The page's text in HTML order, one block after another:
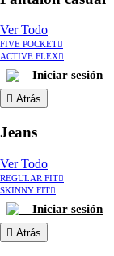
Ver Todo
FIVE POCKET
ACTIVE FLEX
Iniciar sesión
Atrás
Jeans
Ver Todo
REGULAR FIT
SKINNY FIT
Iniciar sesión
Atrás